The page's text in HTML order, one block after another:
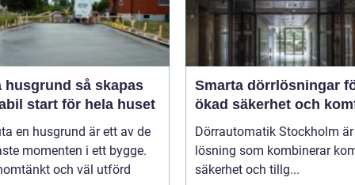
så skapas
start för hela huset
en husgrund är ett av de
momenten i ett bygge.
och väl utförd
Smarta dörrlösningar
ökad säkerhet och
Dörrautomatik Stockholm
lösning som kombinerar
säkerhet och tillg...